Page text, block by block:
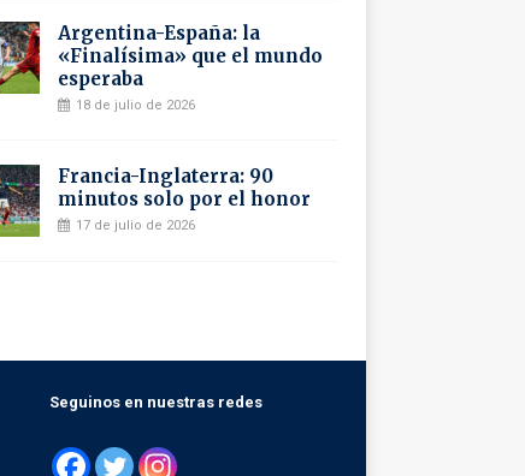
Argentina-España: la
«Finalísima» que el mundo
esperaba
18 de julio de 2026
Francia-Inglaterra: 90
minutos solo por el honor
17 de julio de 2026
Seguinos en nuestras redes